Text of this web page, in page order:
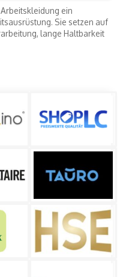
ein
Sie setzen auf
lange Haltbarkeit